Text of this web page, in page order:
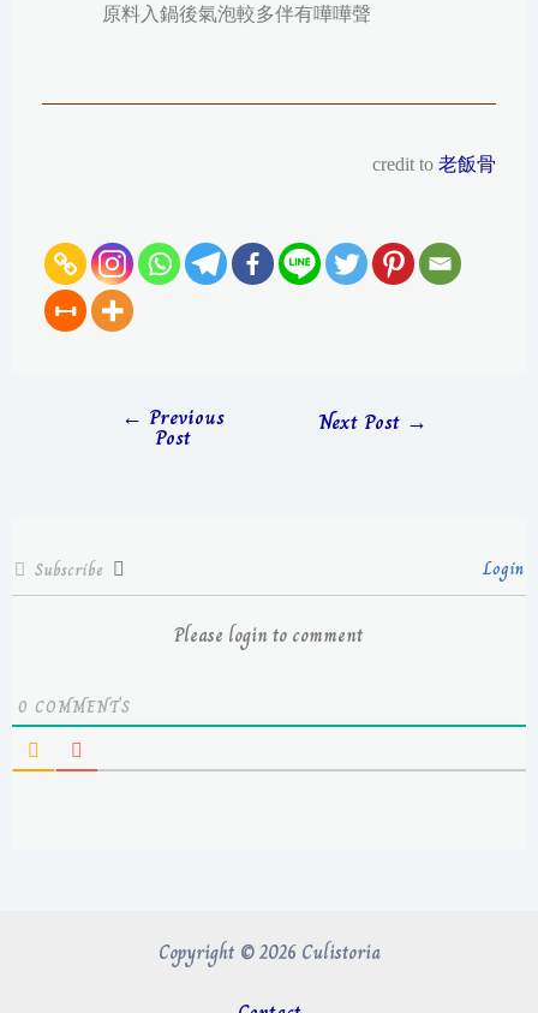
原料入鍋後氣泡較多伴有嘩嘩聲
credit to 老飯骨
← Previous
Post Next Post →
Subscribe Login
Please login to comment
0 COMMENTS
Copyright © 2026 Culistoria